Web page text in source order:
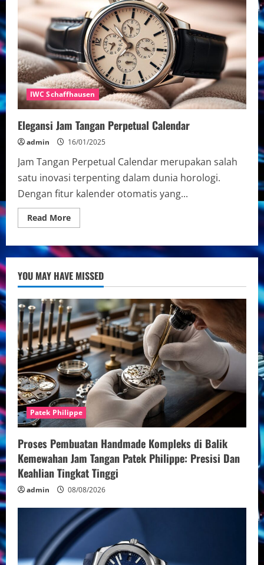
IWC Schaffhausen
Elegansi Jam Tangan Perpetual Calendar
admin 16/01/2025
Jam Tangan Perpetual Calendar merupakan salah
satu inovasi terpenting dalam dunia horologi.
Dengan fitur kalender otomatis yang...
Read MoreRead
more
Jam
Tangan
Calendar
YOU MAY HAVE MISSED
Patek Philippe
Proses Pembuatan Handmade Kompleks di Balik
Kemewahan Jam Tangan Patek Philippe: Presisi Dan
Keahlian Tingkat Tinggi
admin 08/08/2026